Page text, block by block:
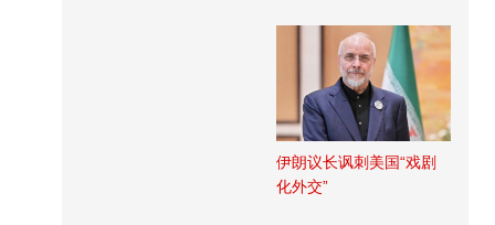
伊朗议长讽刺美国“戏剧
化外交”